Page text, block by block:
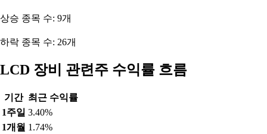
상승 종목 수: 9개
하락 종목 수: 26개
LCD 장비 관련주 수익률 흐름
기간 최근 수익률
1주일 3.40%
1개월 1.74%